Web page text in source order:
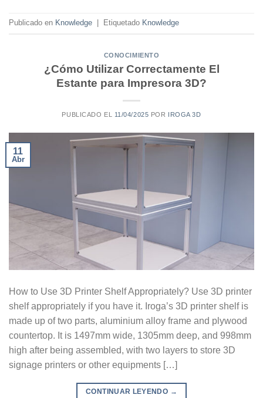
Publicado en Knowledge Etiquetado Knowledge
CONOCIMIENTO
¿Cómo Utilizar Correctamente El
Estante para Impresora 3D?
PUBLICADO EL 11/04/2025 POR IROGA 3D
11
Abr
How to Use 3D Printer Shelf Appropriately? Use 3D printer
shelf appropriately if you have it. Iroga’s 3D printer shelf is
made up of two parts, aluminium alloy frame and plywood
countertop. It is 1497mm wide, 1305mm deep, and 998mm
high after being assembled, with two layers to store 3D
signage printers or other equipments […]
CONTINUAR LEYENDO →